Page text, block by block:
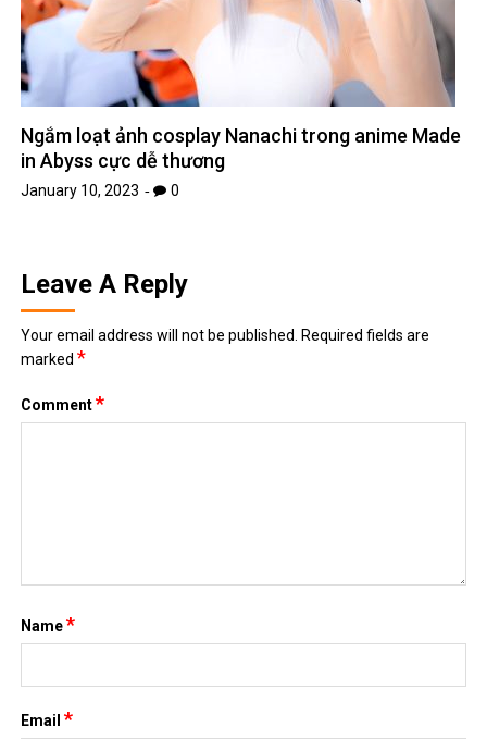
Ngắm loạt ảnh cosplay Nanachi trong anime Made
in Abyss cực dễ thương
January 10, 2023 0
Leave A Reply
Your email address will not be published. Required fields are
marked*
Comment*
Name*
Email*